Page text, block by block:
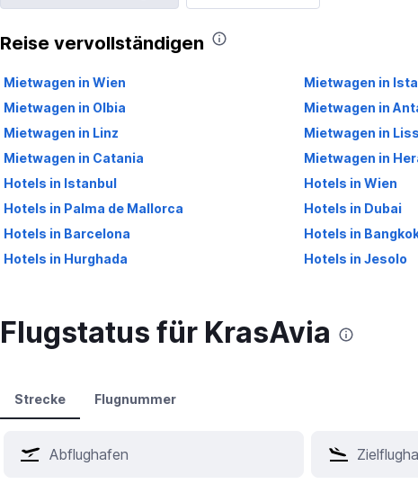
Reise vervollständigen
Mietwagen in Wien Mietwagen in
Mietwagen in Olbia
Mietwagen in
Mietwagen in Linz
Mietwagen in
Mietwagen in Catania
Mietwagen in
Hotels in Istanbul
Hotels in Wien
Hotels in Palma de Mallorca
Hotels in Dubai
Hotels in Barcelona
Hotels in
Hotels in Hurghada
Hotels in Jesolo
Flugstatus für KrasAvia
Strecke Flugnummer